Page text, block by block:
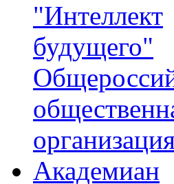
"Интеллект
будущего"
Академиан